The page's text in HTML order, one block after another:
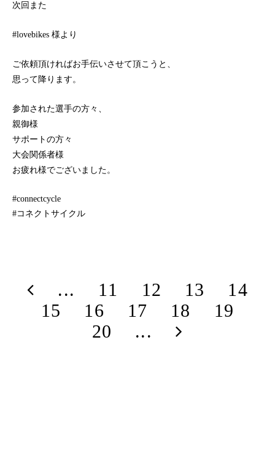
次回また
#lovebikes 様より
ご依頼頂ければお手伝いさせて頂こうと、
思って降ります。
参加された選手の方々、
親御様
サポートの方々
大会関係者様
お疲れ様でございました。
#connectcycle
#コネクトサイクル
... 11 12 13
14
15
16 17 18
19
20
...